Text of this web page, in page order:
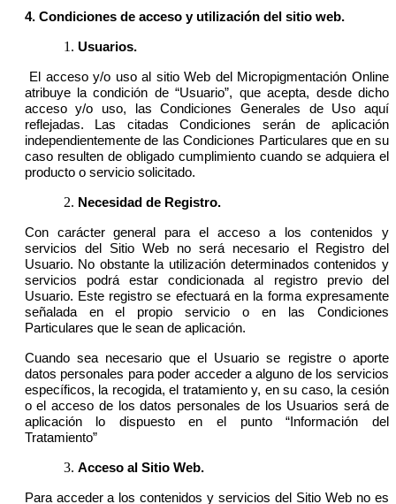
4. Condiciones de acceso y utilización del sitio web.
Usuarios.
El acceso y/o uso al sitio Web del Micropigmentación Online
atribuye la condición de “Usuario”, que acepta, desde dicho
acceso y/o uso, las Condiciones Generales de Uso aquí
reflejadas. Las citadas Condiciones serán de aplicación
independientemente de las Condiciones Particulares que en su
caso resulten de obligado cumplimiento cuando se adquiera el
producto o servicio solicitado.
Necesidad de Registro.
Con carácter general para el acceso a los contenidos y
servicios del Sitio Web no será necesario el Registro del
Usuario. No obstante la utilización determinados contenidos y
servicios podrá estar condicionada al registro previo del
Usuario. Este registro se efectuará en la forma expresamente
señalada en el propio servicio o en las Condiciones
Particulares que le sean de aplicación.
Cuando sea necesario que el Usuario se registre o aporte
datos personales para poder acceder a alguno de los servicios
específicos, la recogida, el tratamiento y, en su caso, la cesión
o el acceso de los datos personales de los Usuarios será de
aplicación lo dispuesto en el punto “Información del
Tratamiento”
Acceso al Sitio Web.
Para acceder a los contenidos y servicios del Sitio Web no es